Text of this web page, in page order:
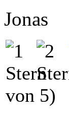
Jonas
von 5)